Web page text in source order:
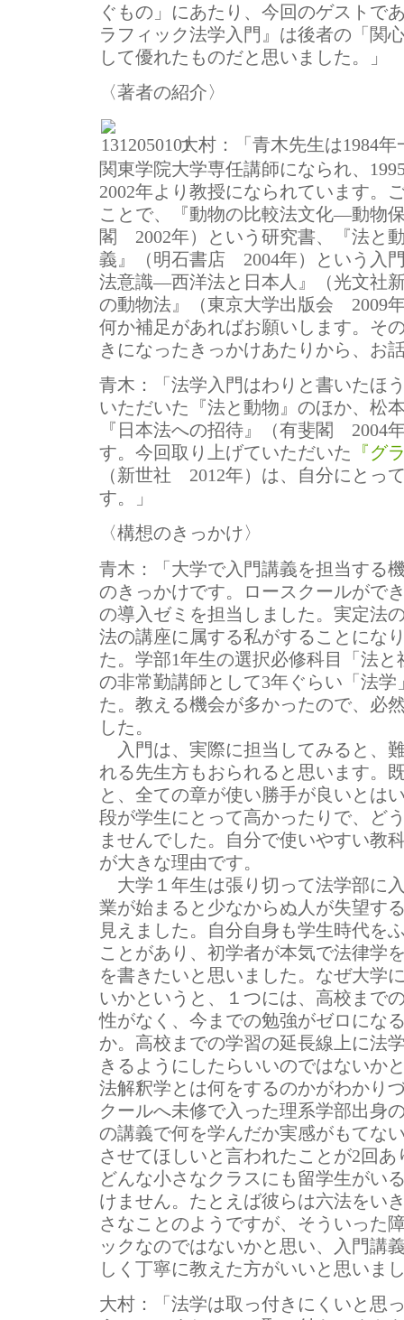
ぐもの」にあたり、今回のゲストで
ラフィック法学入門』は後者の「関
して優れたものだと思いました。」
〈著者の紹介〉
大村：
「青木先生は1984
関東学院大学専任講師になられ、
2002年より教授になられています。
ことで、『動物の比較法文化―動物
閣 2002年）という研究書、『法と
義』（明石書店 2004年）という入
法意識―西洋法と日本人』（光文社
の動物法』（東京大学出版会 2009
何か補足があればお願いします。そ
きになったきっかけあたりから、お
青木：
「法学入門はわりと書いたほ
いただいた『法と動物』のほか、松
『日本法への招待』（有斐閣 2004
す。今回取り上げていただいた 『グ
（新世社 2012年）は、自分にとっ
す。」
〈構想のきっかけ〉
青木：
「大学で入門講義を担当する
のきっかけです。ロースクールがで
の導入ゼミを担当しました。実定法
法の講座に属する私がすることにな
た。学部1年生の選択必修科目「法
の非常勤講師として3年ぐらい「法
た。教える機会が多かったので、必
した。
入門は、実際に担当してみると、
れる先生方もおられると思います。
と、全ての章が使い勝手が良いとは
段が学生にとって高かったりで、ど
ませんでした。自分で使いやすい教
が大きな理由です。
大学１年生は張り切って法学部に
業が始まると少なからぬ人が失望す
見えました。自分自身も学生時代を
ことがあり、初学者が本気で法律学
を書きたいと思いました。なぜ大学
いかというと、１つには、高校まで
性がなく、今までの勉強がゼロにな
か。高校までの学習の延長線上に法
きるようにしたらいいのではないか
法解釈学とは何をするのかがわかり
クールへ未修で入った理系学部出身
の講義で何を学んだか実感がもてな
させてほしいと言われたことが2回
どんな小さなクラスにも留学生がい
けません。たとえば彼らは六法をい
さなことのようですが、そういった
ックなのではないかと思い、入門講
しく丁寧に教えた方がいいと思いま
大村：
「法学は取っ付きにくいと思